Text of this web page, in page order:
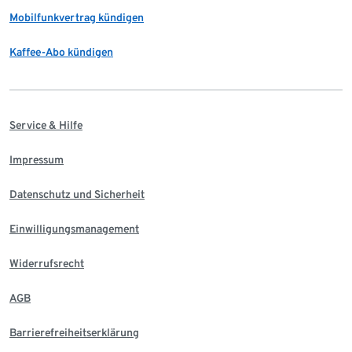
Mobilfunkvertrag kündigen
Kaffee-Abo kündigen
Service & Hilfe
Impressum
Datenschutz und Sicherheit
Einwilligungsmanagement
Widerrufsrecht
AGB
Barrierefreiheitserklärung